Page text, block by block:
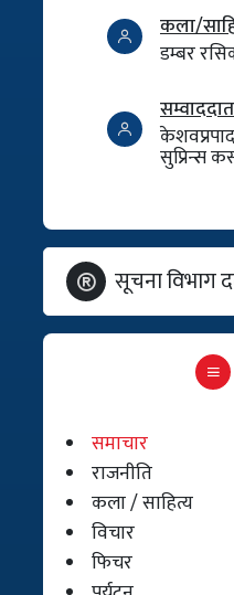
कला/
डम्बर
सुप्रिन्स
सूचना विभाग
समाचार
राजनीति
कला / साहित्य
विचार
फिचर